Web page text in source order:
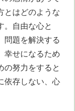
とはどのような
。自由な心と
問題を解決する
幸せになるため
の努力をすると
依存しない、心